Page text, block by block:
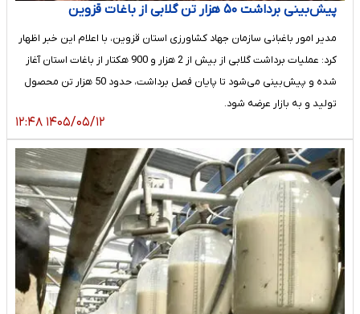
پیش‌بینی برداشت ۵۰ هزار تن گلابی از باغات قزوین
مدیر امور باغبانی سازمان جهاد کشاورزی استان قزوین، با اعلام این خبر اظهار
کرد: عملیات برداشت گلابی از بیش از 2 هزار و 900 هکتار از باغات استان آغاز
شده و پیش‌بینی می‌شود تا پایان فصل برداشت، حدود 50 هزار تن محصول
تولید و به بازار عرضه شود.
۱۴۰۵/۰۵/۱۲ ۱۲:۴۸